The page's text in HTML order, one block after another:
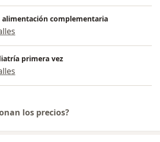
alimentación complementaria
primera vez
los precios?